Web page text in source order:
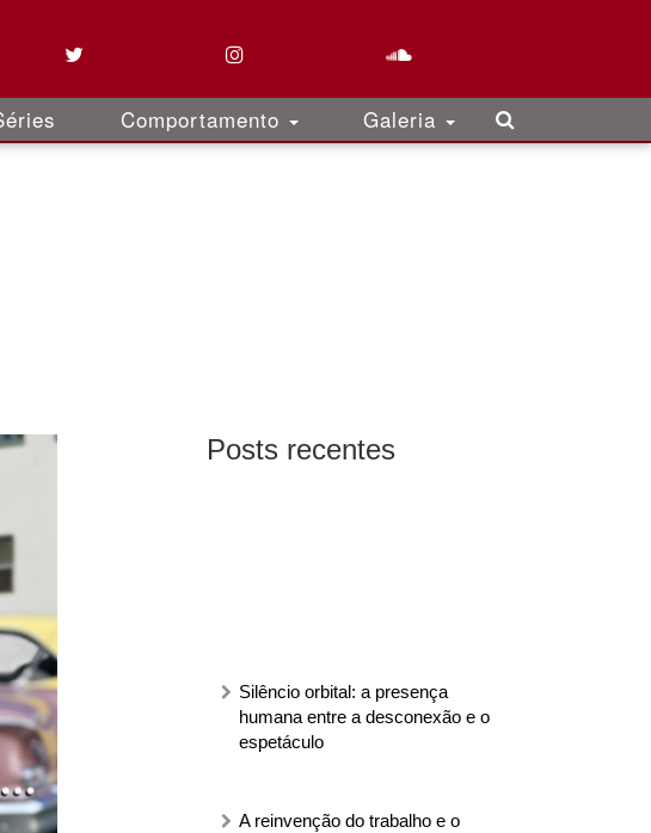
Comportamento Galeria
Posts recentes
Silêncio orbital: a presença
humana entre a desconexão e o
espetáculo
A reinvenção do trabalho e o